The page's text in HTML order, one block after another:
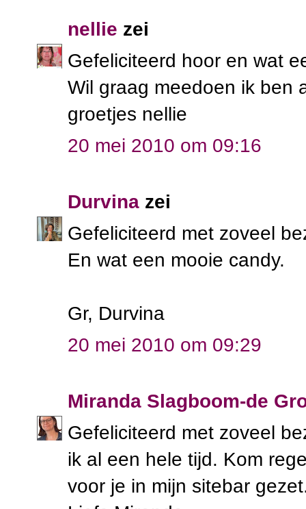
nellie zei
Gefeliciteerd hoor en wat
Wil graag meedoen ik ben
groetjes nellie
20 mei 2010 om 09:16
Durvina zei
Gefeliciteerd met zoveel
En wat een mooie candy.
Gr, Durvina
20 mei 2010 om 09:29
Miranda Slagboom-de
Gefeliciteerd met zoveel
ik al een hele tijd. Kom
voor je in mijn sitebar